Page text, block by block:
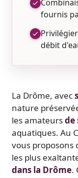
fournis
débit
La Drôme, avec
nature
les amateursde
aquatiques. Au
vous proposons
les plus
dans la Drôme.